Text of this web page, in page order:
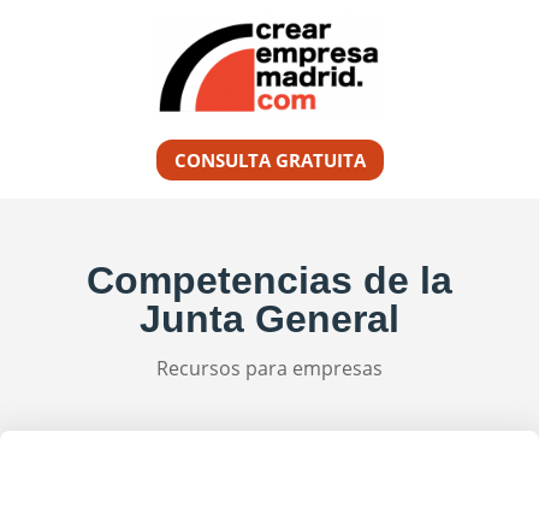
CONSULTA GRATUITA
Competencias de la
Junta General
Recursos para empresas